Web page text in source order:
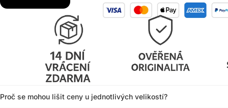
Proč se mohou lišit ceny u jednotlivých velikostí?